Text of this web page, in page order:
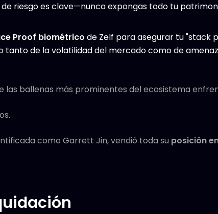
riesgo es clave—nunca expongas todo tu
Proof biométrico de Zelf para asegurar tu "stack
tanto de la volatilidad del mercado como de
las ballenas más prominentes del ecosistema
como Garrett Jin, vendió toda su posición